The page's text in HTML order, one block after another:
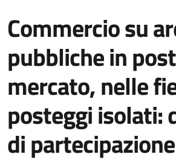
Commercio su
pubbliche in
mercato, nelle
posteggi isolati:
di partecipazione